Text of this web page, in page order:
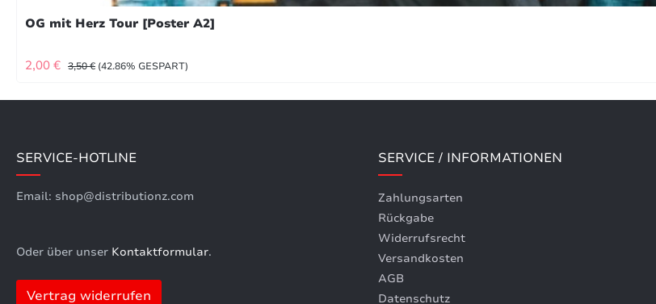
OG mit Herz Tour [Poster A2]
VERKAUFSPREIS:
2,00 € REGULÄRER PREIS:
3,50 € (42.86% GESPART)
SERVICE-HOTLINE
Email: shop@distributionz.com
Oder über unser Kontaktformular.
Vertrag widerrufen
SERVICE / INFORMATIONEN
Zahlungsarten
Rückgabe
Widerrufsrecht
Versandkosten
AGB
Datenschutz